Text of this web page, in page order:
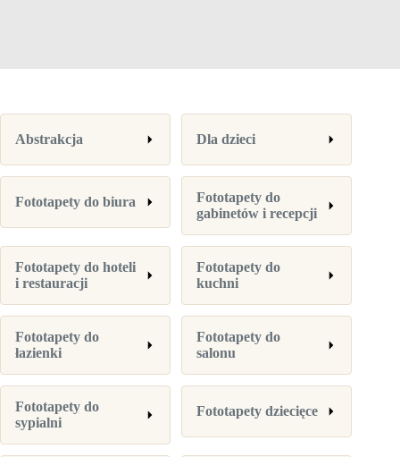
Abstrakcja Dla dzieci
Fototapety do biura
Fototapety do
gabinetów i recepcji
Fototapety do hoteli
i restauracji
Fototapety do
kuchni
Fototapety do
łazienki
Fototapety do
salonu
Fototapety do
sypialni
Fototapety dziecięce